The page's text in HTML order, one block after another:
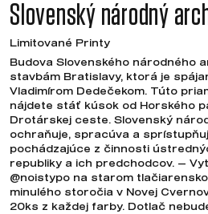
Slovenský národný
Limitované Printy
Budova Slovenského národného
stavbám Bratislavy, ktorá je
Vladimírom Dedečekom. Túto
nájdete stáť kúsok od Horského
Drotárskej ceste. Slovenský
ochraňuje, spracúva a
pochádzajúce z činnosti
republiky a ich predchodcov. —
@noistypo na starom
minulého storočia v Novej
20ks z každej farby. Dotlač